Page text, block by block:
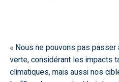
« Nous ne pouvons pas
verte, considérant les impacts
climatiques, mais aussi nos